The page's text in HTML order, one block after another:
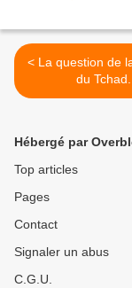
< La question de la division
du Tchad.
Hébergé par
Top articles
Pages
Contact
Signaler un abus
C.G.U.